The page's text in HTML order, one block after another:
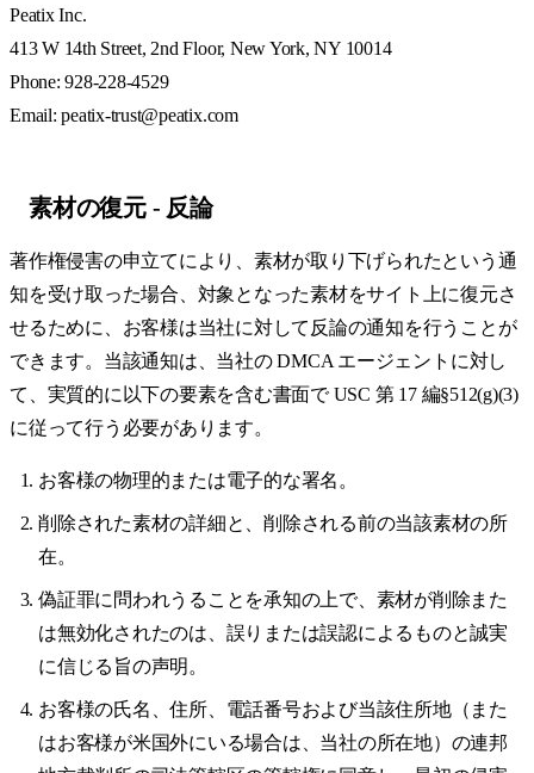
Peatix Inc.
413 W 14th Street, 2nd Floor, New York, NY 10014
Phone: 928-228-4529
Email: peatix-trust@peatix.com
素材の復元 - 反論
著作権侵害の申立てにより、素材が取り下げられたという通
知を受け取った場合、対象となった素材をサイト上に復元さ
せるために、お客様は当社に対して反論の通知を行うことが
できます。当該通知は、当社の DMCA エージェントに対し
て、実質的に以下の要素を含む書面で USC 第 17 編§512(g)(3)
に従って行う必要があります。
お客様の物理的または電子的な署名。
削除された素材の詳細と、削除される前の当該素材の所
在。
偽証罪に問われうることを承知の上で、素材が削除また
は無効化されたのは、誤りまたは誤認によるものと誠実
に信じる旨の声明。
お客様の氏名、住所、電話番号および当該住所地（また
はお客様が米国外にいる場合は、当社の所在地）の連邦